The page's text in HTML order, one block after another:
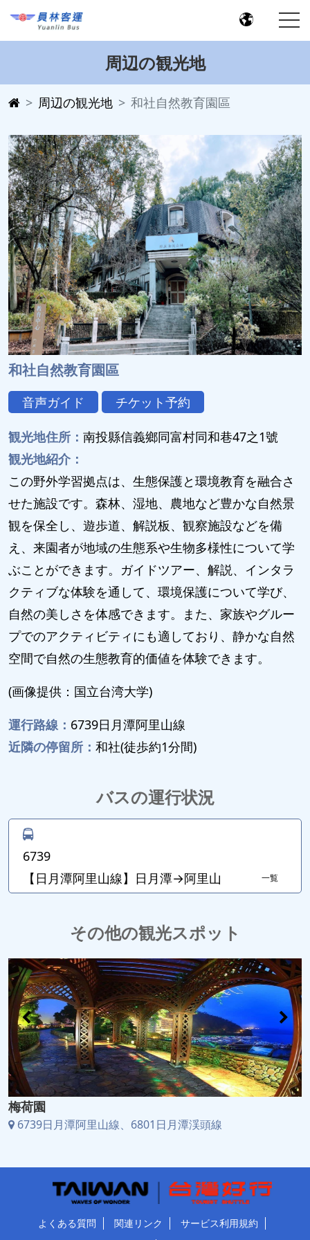
周辺の観光地
周辺の観光地 和社自然教育園區
和社自然教育園區
音声ガイド チケット予約
観光地住所： 南投縣信義鄉同富村同和巷47之1號
観光地紹介：
この野外学習拠点は、生態保護と環境教育を融合さ
せた施設です。森林、湿地、農地など豊かな自然景
観を保全し、遊歩道、解説板、観察施設などを備
え、来園者が地域の生態系や生物多様性について学
ぶことができます。ガイドツアー、解説、インタラ
クティブな体験を通して、環境保護について学び、
自然の美しさを体感できます。また、家族やグルー
プでのアクティビティにも適しており、静かな自然
空間で自然の生態教育的価値を体験できます。
(画像提供：国立台湾大学)
運行路線： 6739日月潭阿里山線
近隣の停留所： 和社(徒歩約1分間)
バスの運行状況
6739
【日月潭阿里山線】日月潭→阿里山
一覧
その他の観光スポット
梅荷園
6739日月潭阿里山線、6801日月潭渓頭線
よくある質問 関連リンク
サービス利用規約